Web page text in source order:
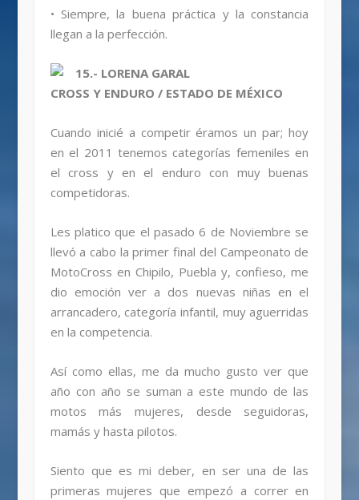
• Siempre, la buena práctica y la constancia
llegan a la perfección.
15.- LORENA GARAL
CROSS Y ENDURO / ESTADO DE MÉXICO
Cuando inicié a competir éramos un par; hoy
en el 2011 tenemos categorías femeniles en
el cross y en el enduro con muy buenas
competidoras.
Les platico que el pasado 6 de Noviembre se
llevó a cabo la primer final del Campeonato de
MotoCross en Chipilo, Puebla y, confieso, me
dio emoción ver a dos nuevas niñas en el
arrancadero, categoría infantil, muy aguerridas
en la competencia.
Así como ellas, me da mucho gusto ver que
año con año se suman a este mundo de las
motos más mujeres, desde seguidoras,
mamás y hasta pilotos.
Siento que es mi deber, en ser una de las
primeras mujeres que empezó a correr en